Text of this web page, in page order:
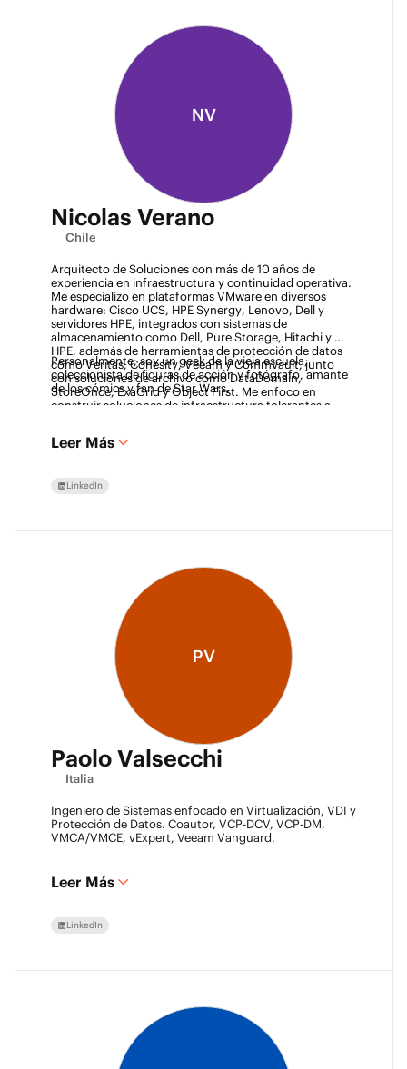
NV
Nicolas Verano
Chile
Arquitecto de Soluciones con más de 10 años de
experiencia en infraestructura y continuidad operativa.
Me especializo en plataformas VMware en diversos
hardware: Cisco UCS, HPE Synergy, Lenovo, Dell y
servidores HPE, integrados con sistemas de
almacenamiento como Dell, Pure Storage, Hitachi y
HPE, además de herramientas de protección de datos
como Veritas, Cohesity, Veeam y Commvault, junto
con soluciones de archivo como DataDomain,
StoreOnce, ExaGrid y Object First. Me enfoco en
construir soluciones de infraestructura tolerantes a
Personalmente, soy un geek de la vieja escuela,
coleccionista de figuras de acción y fotógrafo, amante
de los cómics y fan de Star Wars.
Leer Más
LinkedIn
PV
Paolo Valsecchi
Italia
Ingeniero de Sistemas enfocado en Virtualización, VDI y
Protección de Datos. Coautor, VCP-DCV, VCP-DM,
VMCA/VMCE, vExpert, Veeam Vanguard.
Leer Más
LinkedIn